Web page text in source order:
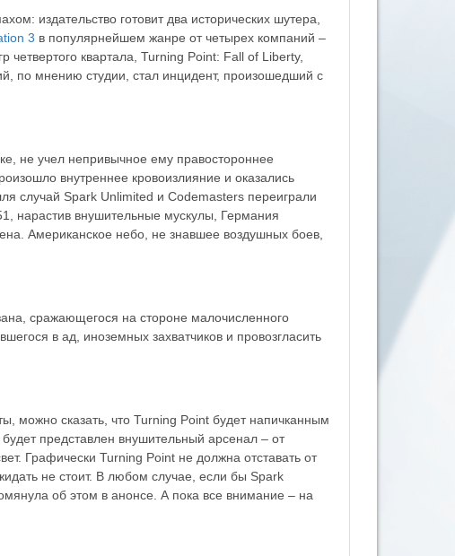
издательство готовит два исторических шутера,
3 в популярнейшем жанре от четырех компаний –
квартала, Turning Point: Fall of Liberty,
по мнению студии, стал инцидент, произошедший с
не учел непривычное ему правостороннее
внутреннее кровоизлияние и оказались
случай Spark Unlimited и Codemasters переиграли
нарастив внушительные мускулы, Германия
Американское небо, не знавшее воздушных боев,
сражающегося на стороне малочисленного
в ад, иноземных захватчиков и провозгласить
можно сказать, что Turning Point будет напичканным
представлен внушительный арсенал – от
Графически Turning Point не должна отставать от
не стоит. В любом случае, если бы Spark
об этом в анонсе. А пока все внимание – на